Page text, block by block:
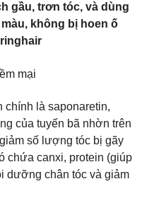
gầu, trơn tóc, và dùng
không bị hoen ố
mại
chính là saponaretin,
của tuyến bã nhờn trên
số lượng tóc bị gãy
chứa canxi, protein (giúp
dưỡng chân tóc và giảm